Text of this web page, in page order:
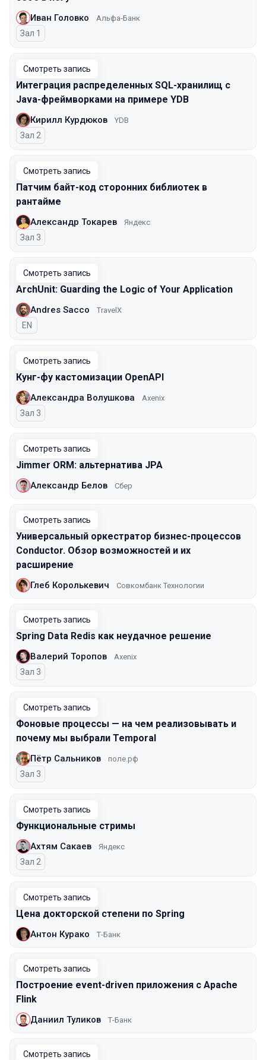
Иван Головко Альфа-Банк
Зал 1
Смотреть запись
Интеграция распределенных SQL-хранилищ с
Java-фреймворками на примере YDB
Кирилл Курдюков YDB
Зал 2
Смотреть запись
Патчим байт-код сторонних библиотек в
рантайме
Александр Токарев Яндекс
Зал 3
Смотреть запись
ArchUnit: Guarding the Logic of Your Application
Andres Sacco TravelX
На английском языке
EN
Смотреть запись
Кунг-фу кастомизации OpenAPI
Александра Волушкова Axenix
Зал 3
Смотреть запись
Jimmer ORM: альтернатива JPA
Александр Белов Сбер
Смотреть запись
Универсальный оркестратор бизнес-процессов
Conductor. Обзор возможностей и их
расширение
Глеб Королькевич Совкомбанк Технологии
Смотреть запись
Spring Data Redis как неудачное решение
Валерий Торопов Axenix
Зал 3
Смотреть запись
Фоновые процессы — на чем реализовывать и
почему мы выбрали Temporal
Пётр Сальников поле.рф
Зал 3
Смотреть запись
Функциональные стримы
Ахтям Сакаев Яндекс
Зал 2
Смотреть запись
Цена докторской степени по Spring
Антон Курако Т-Банк
Смотреть запись
Построение event-driven приложения с Apache
Flink
Даниил Туликов Т-Банк
Смотреть запись